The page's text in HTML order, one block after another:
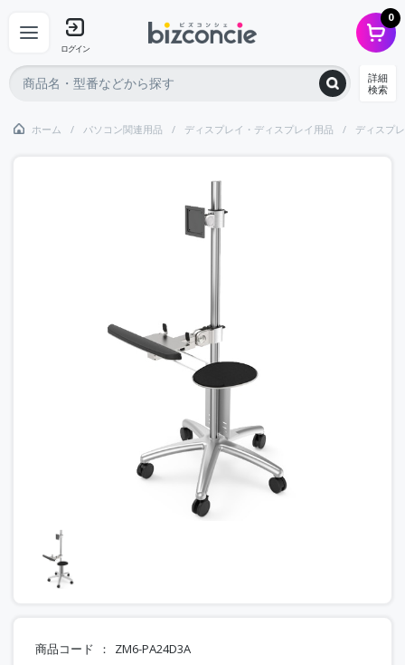
ログイン
0
詳細
検索
ホーム パソコン関連用品 ディスプレイ・ディスプレイ用品 ディスプ
商品コード ZM6-PA24D3A